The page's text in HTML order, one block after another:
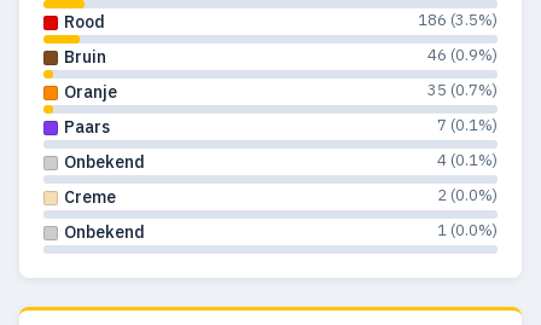
Rood 186 (3.5%)
Bruin 46 (0.9%)
Oranje 35 (0.7%)
Paars 7 (0.1%)
Onbekend 4 (0.1%)
Creme 2 (0.0%)
Onbekend 1 (0.0%)